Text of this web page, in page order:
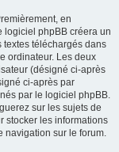
en
logiciel phpBB créera un
textes téléchargés dans
ordinateur. Les deux
(désigné ci-après
ci-après par
par le logiciel phpBB.
sur les sujets de
stocker les informations
navigation sur le forum.